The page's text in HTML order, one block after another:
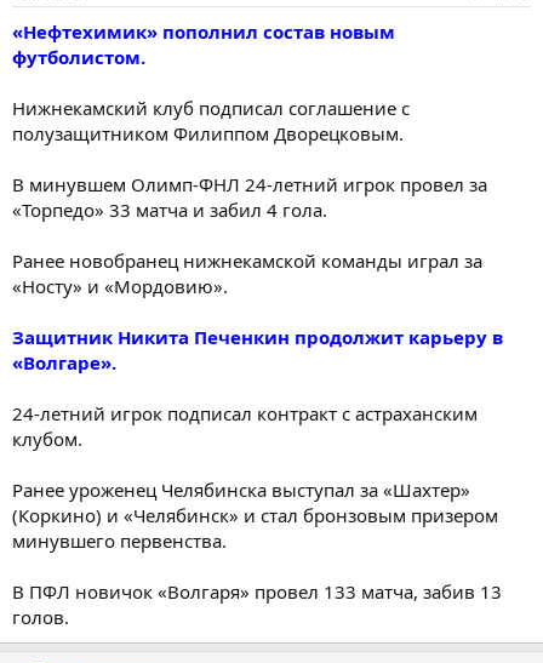
«Нефтехимик» пополнил состав новым
футболистом.
Нижнекамский клуб подписал соглашение с
полузащитником Филиппом Дворецковым.
В минувшем Олимп-ФНЛ 24-летний игрок провел за
«Торпедо» 33 матча и забил 4 гола.
Ранее новобранец нижнекамской команды играл за
«Носту» и «Мордовию».
Защитник Никита Печенкин продолжит карьеру в
«Волгаре».
24-летний игрок подписал контракт с астраханским
клубом.
Ранее уроженец Челябинска выступал за «Шахтер»
(Коркино) и «Челябинск» и стал бронзовым призером
минувшего первенства.
В ПФЛ новичок «Волгаря» провел 133 матча, забив 13
голов.